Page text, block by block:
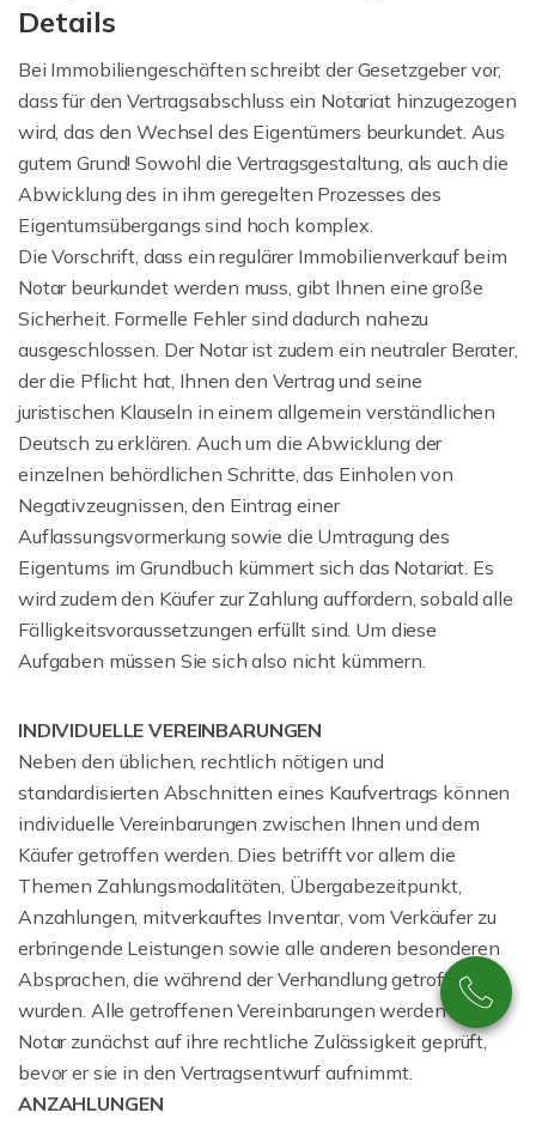
Details
Bei Immobiliengeschäften schreibt der Gesetzgeber vor,
dass für den Vertragsabschluss ein Notariat hinzugezogen
wird, das den Wechsel des Eigentümers beurkundet. Aus
gutem Grund! Sowohl die Vertragsgestaltung, als auch die
Abwicklung des in ihm geregelten Prozesses des
Eigentumsübergangs sind hoch komplex.
Die Vorschrift, dass ein regulärer Immobilienverkauf beim
Notar beurkundet werden muss, gibt Ihnen eine große
Sicherheit. Formelle Fehler sind dadurch nahezu
ausgeschlossen. Der Notar ist zudem ein neutraler Berater,
der die Pflicht hat, Ihnen den Vertrag und seine
juristischen Klauseln in einem allgemein verständlichen
Deutsch zu erklären. Auch um die Abwicklung der
einzelnen behördlichen Schritte, das Einholen von
Negativzeugnissen, den Eintrag einer
Auflassungsvormerkung sowie die Umtragung des
Eigentums im Grundbuch kümmert sich das Notariat. Es
wird zudem den Käufer zur Zahlung auffordern, sobald alle
Fälligkeitsvoraussetzungen erfüllt sind. Um diese
Aufgaben müssen Sie sich also nicht kümmern.
INDIVIDUELLE VEREINBARUNGEN
Neben den üblichen, rechtlich nötigen und
standardisierten Abschnitten eines Kaufvertrags können
individuelle Vereinbarungen zwischen Ihnen und dem
Käufer getroffen werden. Dies betrifft vor allem die
Themen Zahlungsmodalitäten, Übergabezeitpunkt,
Anzahlungen, mitverkauftes Inventar, vom Verkäufer zu
erbringende Leistungen sowie alle anderen besonderen
Absprachen, die während der Verhandlung getroffen
wurden. Alle getroffenen Vereinbarungen werden vom
Notar zunächst auf ihre rechtliche Zulässigkeit geprüft,
bevor er sie in den Vertragsentwurf aufnimmt.
ANZAHLUNGEN